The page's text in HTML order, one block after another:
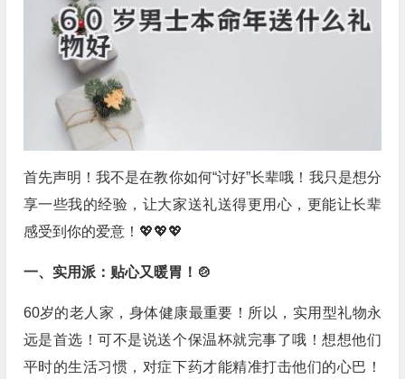
首先声明！我不是在教你如何“讨好”长辈哦！我只是想分
享一些我的经验，让大家送礼送得更用心，更能让长辈
感受到你的爱意！💖💖💖
一、实用派：贴心又暖胃！🍲
60岁的老人家，身体健康最重要！所以，实用型礼物永
远是首选！可不是说送个保温杯就完事了哦！想想他们
平时的生活习惯，对症下药才能精准打击他们的心巴！